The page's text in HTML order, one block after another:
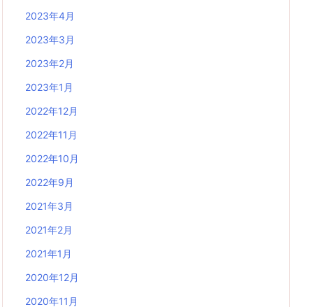
2023年4月
2023年3月
2023年2月
2023年1月
2022年12月
2022年11月
2022年10月
2022年9月
2021年3月
2021年2月
2021年1月
2020年12月
2020年11月